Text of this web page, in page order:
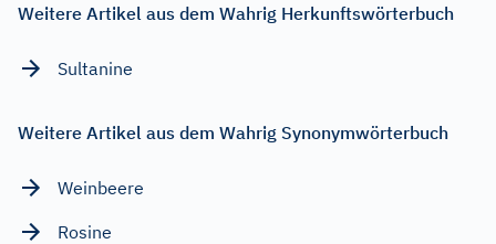
Weitere Artikel aus dem Wahrig Herkunftswörterbuch
Sultanine
Weitere Artikel aus dem Wahrig Synonymwörterbuch
Weinbeere
Rosine